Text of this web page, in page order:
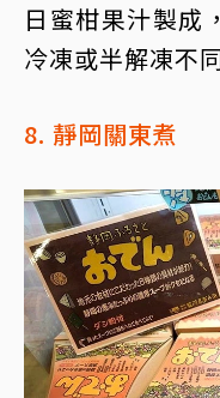
日蜜柑果汁製成
冷凍或半解凍不
8. 靜岡關東煮